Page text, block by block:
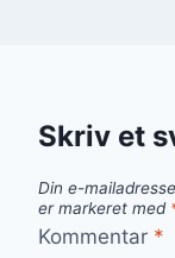
Skriv et
Din e-
er markeret med
Kommentar *